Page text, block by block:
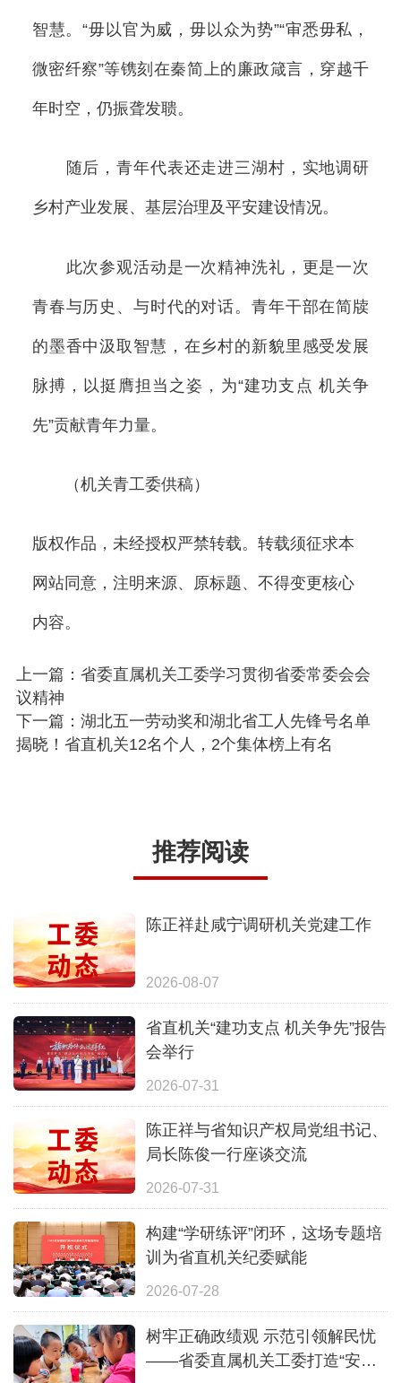
智慧。“毋以官为威，毋以众为势”“审悉毋私，
微密纤察”等镌刻在秦简上的廉政箴言，穿越千
年时空，仍振聋发聩。
随后，青年代表还走进三湖村，实地调研
乡村产业发展、基层治理及平安建设情况。
此次参观活动是一次精神洗礼，更是一次
青春与历史、与时代的对话。青年干部在简牍
的墨香中汲取智慧，在乡村的新貌里感受发展
脉搏，以挺膺担当之姿，为“建功支点 机关争
先”贡献青年力量。
（机关青工委供稿）
版权作品，未经授权严禁转载。转载须征求本
网站同意，注明来源、原标题、不得变更核心
内容。
上一篇：省委直属机关工委学习贯彻省委常委会会
议精神
下一篇：湖北五一劳动奖和湖北省工人先锋号名单
揭晓！省直机关12名个人，2个集体榜上有名
推荐阅读
陈正祥赴咸宁调研机关党建工作
2026-08-07
省直机关“建功支点 机关争先”报告
会举行
2026-07-31
陈正祥与省知识产权局党组书记、
局长陈俊一行座谈交流
2026-07-31
构建“学研练评”闭环，这场专题培
训为省直机关纪委赋能
2026-07-28
树牢正确政绩观 示范引领解民忧
——省委直属机关工委打造“安心